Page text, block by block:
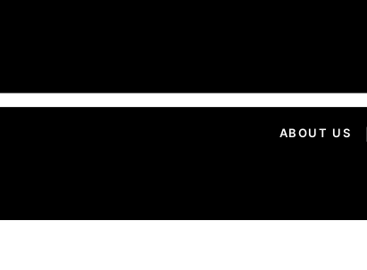
ABOUT US